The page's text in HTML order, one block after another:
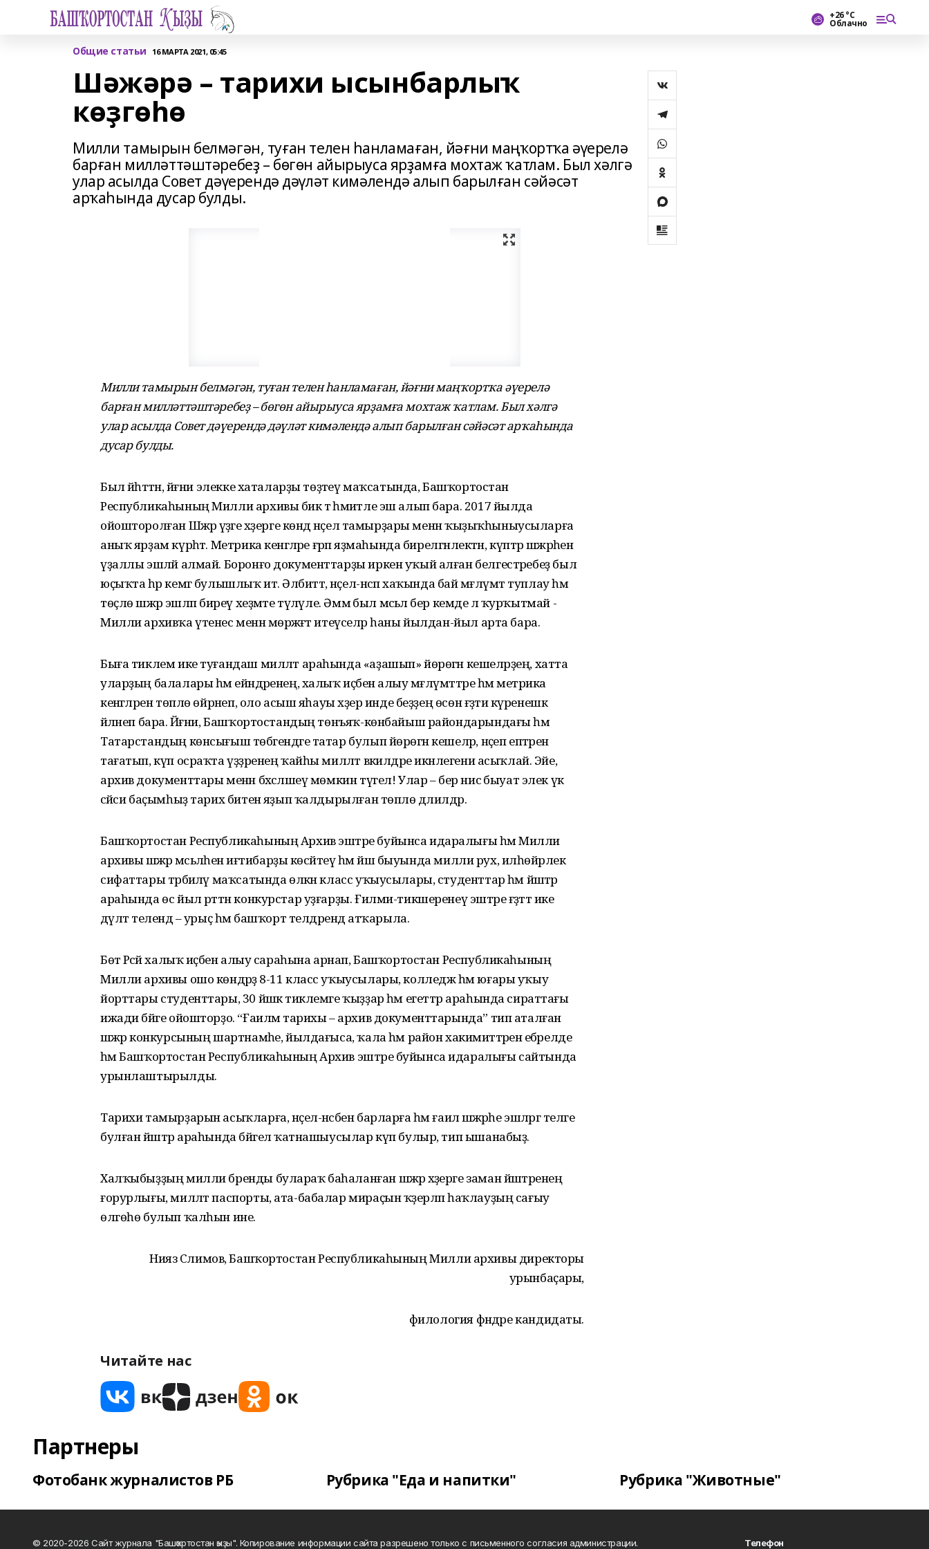
+26 °С
Облачно
Общие статьи 16 МАРТА 2021, 05:45
Шәжәрә – тарихи ысынбарлыҡ
көҙгөһө
Милли тамырын белмәгән, туған телен һанламаған, йәғни маңҡортҡа әүерелә
барған милләттәштәребеҙ – бөгөн айырыуса ярҙамға мохтаж ҡатлам. Был хәлгә
улар асылда Совет дәүерендә дәүләт кимәлендә алып барылған сәйәсәт
арҡаһында дусар булды.
Милли тамырын белмәгән, туған телен һанламаған, йәғни маңҡортҡа әүерелә
барғанмилләттәштәребеҙ– бөгөн айырыуса ярҙамға мохтаж ҡатлам. Был хәлгә
уларасылда Совет дәүерендә дәүләт кимәлендәалып барылған сәйәсәт арҡаһында
дусар булды.
Был йәһәттән, йәғни элекке хаталарҙы төҙәтеү маҡсатында, Башҡортостан
Республикаһының Милли архивы бик тә әһәмиәтле эш алып бара. 2017 йылда
ойошторолған Шәжәрә үҙәге хәҙерге көндә нәҫел тамырҙары менән ҡыҙыҡһыныусыларға
аныҡ ярҙам күрһәтә. Метрика кенәгәләре ғәрәп яҙмаһында бирелгәнлектән, күптәр шәжәрәһен
үҙаллы эшләй алмай. Боронғо документтарҙы иркен уҡый алған белгестәребеҙ был
юҫыҡта һәр кемгә булышлыҡ итә. Әлбиттә, нәҫел-нәсәп хаҡында бай мәғлүмәт туплау һәм
төҫлө шәжәрә эшләп биреү хеҙмәте түләүле. Әммә был мәсьәлә бер кемде лә ҡурҡытмай -
Милли архивҡа үтенес менән мөрәжәғәт итеүселәр һаны йылдан-йыл арта бара.
Быға тиклем ике туғандаш милләт араһында «аҙашып» йөрөгән кешеләрҙең, хатта
уларҙың балалары һәм ейәндәренең, халыҡ иҫәбен алыу мәғлүмәттәре һәм метрика
кенәгәләрен төплө өйрәнеп, оло асыш яһауы хәҙер инде беҙҙең өсөн ғәҙәти күренешкә
әйләнеп бара. Йәғни, Башҡортостандың төнъяҡ-көнбайыш райондарындағы һәм
Татарстандың көнсығыш төбәгендәге татар булып йөрөгән кешеләр, нәҫеп ептәрен
тағатып, күп осраҡта үҙҙәренең ҡайһы милләт вәкилдәре икәнлегени асыҡлай. Эйе,
архив документтары менән бәхәсләшеү мөмкин түгел! Улар – бер нисә быуат элек үк
сәйәси баҫымһыҙ тарих битенә яҙып ҡалдырылған төплө дәлилдәр.
Башҡортостан Республикаһының Архив эштәре буйынса идаралығы һәм Милли
архивы шәжәрә мәсьәләһенә иғтибарҙы көсәйтеү һәм йәш быуында милли рух, илһөйәрлек
сифаттары тәрбиәләү маҡсатында өлкән класс уҡыусылары, студенттар һәм йәштәр
араһында өс йыл рәттән конкурстар уҙғарҙы. Ғилми-тикшеренеү эштәре ғәҙәттә ике
дәүләт телендә – урыҫ һәм башҡорт телдәрендә атҡарыла.
Бөтә Рәсәй халыҡ иҫәбен алыу сараһына арнап, Башҡортостан Республикаһының
Милли архивы ошо көндәрҙә 8-11 класс уҡыусылары, колледж һәм юғары уҡыу
йорттары студенттары, 30 йәшкә тиклемге ҡыҙҙар һәм егеттәр араһында сираттағы
ижади бәйге ойошторҙо. “Ғаиләм тарихы – архив документтарында” тип аталған
шәжәрә конкурсының шартнамәһе, йылдағыса, ҡала һәм район хакимиәттәренә ебәрелде
һәм Башҡортостан Республикаһының Архив эштәре буйынса идаралығы сайтында
урынлаштырылды.
Тарихи тамырҙарын асыҡларға, нәҫел-нәсәбен барларға һәм ғаилә шәжәрәһе эшләргә теләге
булған йәштәр араһында бәйгелә ҡатнашыусылар күп булыр, тип ышанабыҙ.
Халҡыбыҙҙың милли бренды булараҡ баһаланған шәжәрә хәҙерге заман йәштәренең
ғорурлығы, милләт паспорты, ата-бабалар мираҫын ҡәҙерләп һаҡлауҙың сағыу
өлгөһө булып ҡалһын ине.
Нияз Сәлимов, Башҡортостан Республикаһының Милли архивы директоры
урынбаҫары,
филология фәндәре кандидаты.
Читайте нас
Партнеры
Фотобанк журналистов РБ Рубрика "Еда и напитки" Рубрика "Животные"
© 2020-2026 Сайт журнала "Башҡортостан ҡыҙы". Копирование информации сайта разрешено только с письменного согласия администрации. Телефон